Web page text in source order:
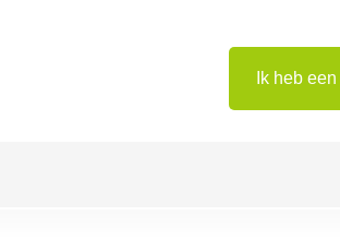
Ik heb een